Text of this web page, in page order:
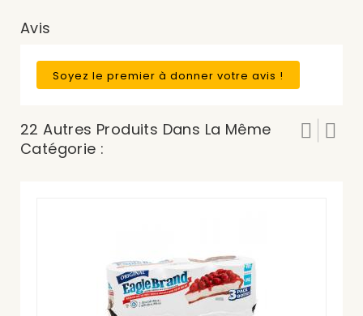
Avis
Soyez le premier à donner votre avis !
22 Autres Produits Dans La Même
Catégorie :